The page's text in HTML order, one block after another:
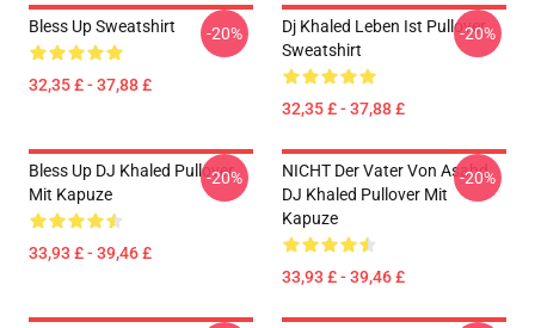
Bless Up Sweatshirt
32,35 £ - 37,88 £
-20%
Dj Khaled Leben Ist Pullover
Sweatshirt
32,35 £ - 37,88 £
-20%
Bless Up DJ Khaled Pullover
Mit Kapuze
33,93 £ - 39,46 £
-20%
NICHT Der Vater Von Asahd
DJ Khaled Pullover Mit
Kapuze
33,93 £ - 39,46 £
-20%